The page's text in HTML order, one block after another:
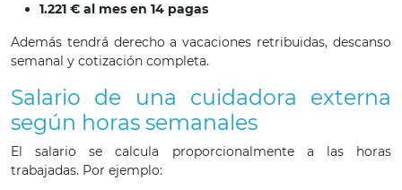
1.221 € al mes en 14 pagas
Además tendrá derecho a vacaciones retribuidas, descanso
semanal y cotización completa.
Salario de una cuidadora externa
según horas semanales
El salario se calcula proporcionalmente a las horas
trabajadas. Por ejemplo: